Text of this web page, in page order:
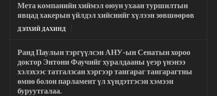
Мета компанийн хиймэл оюун ухаан туршилтын
явцад хакерын үйлдэл хийснийг хүлээн зөвшөөрөв
ДЭЛХИЙ ДАХИНД
Ранд Паулын тэргүүлсэн АНУ-ын Сенатын хороо
доктор Энтони Фаучийг хуралдааны үеэр үнэнээ
хэлэхээс татгалзсан хэргээр тангараг тангарагтны
өмнө болон парламент үл хүндэтгэсэн хэмээн
буруутгалаа.